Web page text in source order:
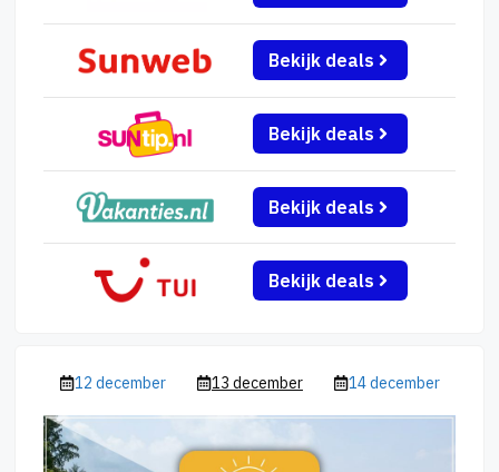
12 december 13 december 14 december
Bekijk deals
Bekijk deals
Bekijk deals
Bekijk deals